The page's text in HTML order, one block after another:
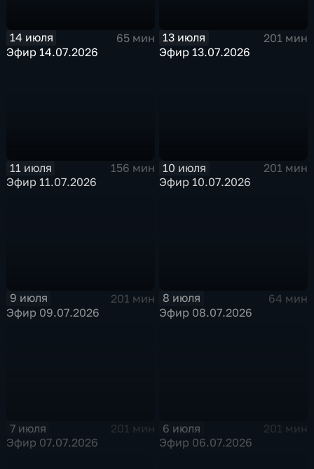
14 июля
65 мин
Эфир 14.07.2026
13 июля
201 мин
Эфир 13.07.2026
11 июля
156 мин
Эфир 11.07.2026
10 июля
201 мин
Эфир 10.07.2026
9 июля
201 мин
Эфир 09.07.2026
8 июля
64 мин
Эфир 08.07.2026
7 июля
201 мин
Эфир 07.07.2026
6 июля
201 мин
Эфир 06.07.2026